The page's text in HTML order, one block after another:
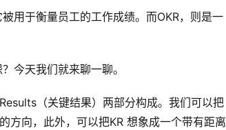
用于衡量员工的工作成绩。而OKR，则是一
今天我们就来聊一聊。
（关键结果）两部分构成。我们可以把
方向，此外，可以把KR 想象成一个带有距离